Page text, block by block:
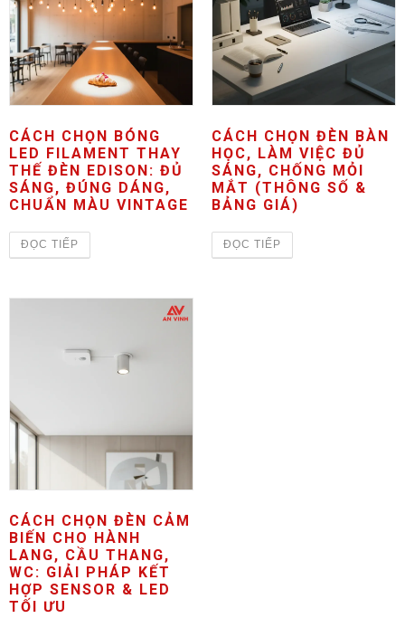
CÁCH CHỌN BÓNG
LED FILAMENT THAY
THẾ ĐÈN EDISON: ĐỦ
SÁNG, ĐÚNG DÁNG,
CHUẨN MÀU VINTAGE
ĐỌC TIẾP
CÁCH CHỌN ĐÈN BÀN
HỌC, LÀM VIỆC ĐỦ
SÁNG, CHỐNG MỎI
MẮT (THÔNG SỐ &
BẢNG GIÁ)
ĐỌC TIẾP
CÁCH CHỌN ĐÈN CẢM
BIẾN CHO HÀNH
LANG, CẦU THANG,
WC: GIẢI PHÁP KẾT
HỢP SENSOR & LED
TỐI ƯU